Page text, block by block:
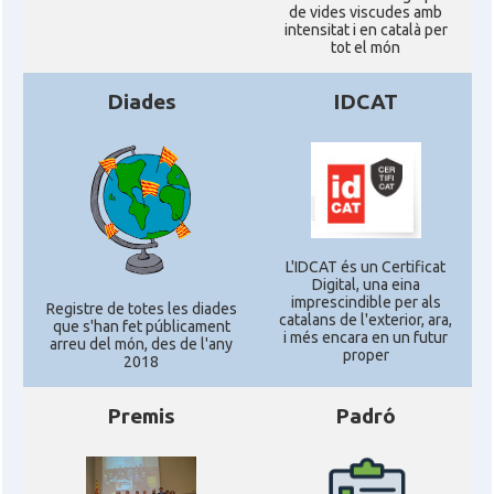
de vides viscudes amb
intensitat i en català per
tot el món
Diades
Registre de totes les diades
que s'han fet públicament
arreu del món, des de l'any
2018
IDCAT
L'IDCAT és un Certificat
Digital, una eina
imprescindible per als
catalans de l'exterior, ara,
i més encara en un futur
proper
Premis Padró